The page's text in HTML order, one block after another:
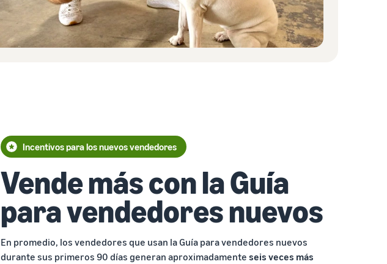
Incentivos para los nuevos vendedores
Vende más con la Guía
para vendedores nuevos
En promedio, los vendedores que usan la Guía para vendedores nuevos
durante sus primeros 90 días generan aproximadamente seis veces más